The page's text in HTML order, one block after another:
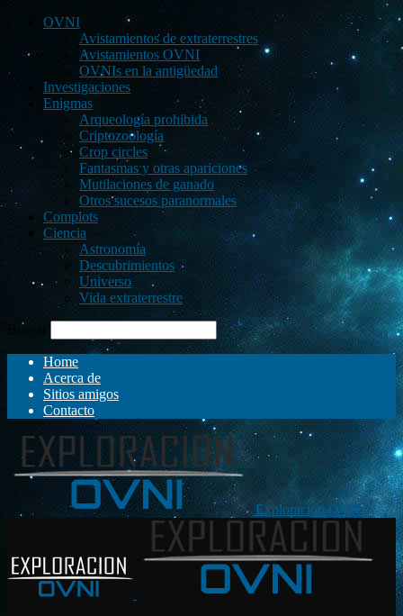
OVNI
Avistamientos de extraterrestres
Avistamientos OVNI
OVNIs en la antigüedad
Investigaciones
Enigmas
Arqueología prohibida
Criptozoología
Crop circles
Fantasmas y otras apariciones
Mutilaciones de ganado
Otros sucesos paranormales
Complots
Ciencia
Astronomía
Descubrimientos
Universo
Vida extraterrestre
Buscar
Home
Acerca de
Sitios amigos
Contacto
Exploración OVNI